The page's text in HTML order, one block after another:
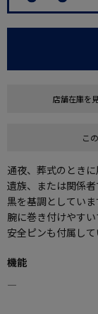
店舗在庫を
こ
通夜、葬式のときに
遺族、または関係
黒を基調としていま
腕に巻き付けやすい
安全ピンも付属して
機能
―